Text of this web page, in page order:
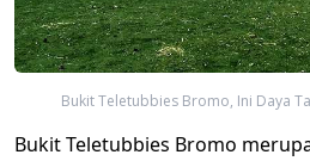
Bukit Teletubbies Bromo, Ini Daya
Bukit Teletubbies Bromo